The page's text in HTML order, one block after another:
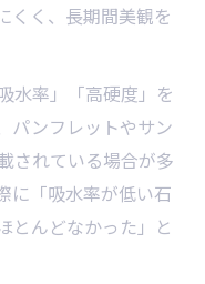
くく、長期間美観を
水率」「高硬度」を
パンフレットやサン
されている場合が多
に「吸水率が低い石
とんどなかった」と